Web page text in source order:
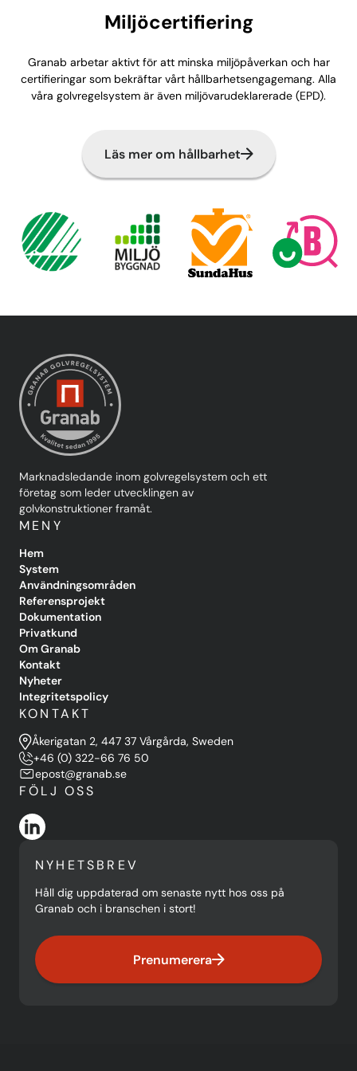
Miljöcertifiering
Granab arbetar aktivt för att minska miljöpåverkan och har
certifieringar som bekräftar vårt hållbarhetsengagemang. Alla
våra golvregelsystem är även miljövarudeklarerade (EPD).
Läs mer om hållbarhet
Marknadsledande inom golvregelsystem och ett
företag som leder utvecklingen av
golvkonstruktioner framåt.
MENY
Hem
System
Användningsområden
Referensprojekt
Dokumentation
Privatkund
Om Granab
Kontakt
Nyheter
Integritetspolicy
KONTAKT
Åkerigatan 2, 447 37 Vårgårda, Sweden
+46 (0) 322-66 76 50
epost@granab.se
FÖLJ OSS
NYHETSBREV
Håll dig uppdaterad om senaste nytt hos oss på
Granab och i branschen i stort!
Prenumerera